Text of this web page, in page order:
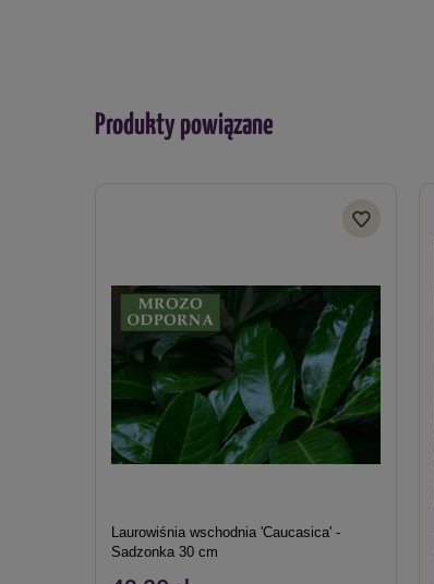
Produkty powiązane
Laurowiśnia wschodnia 'Caucasica' -
Sadzonka 30 cm